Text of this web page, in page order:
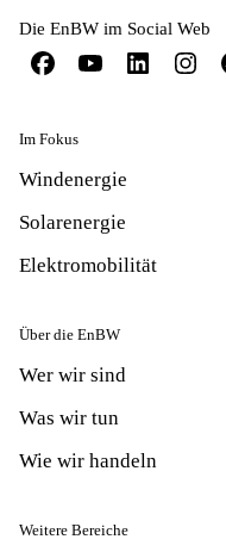
Die EnBW im Social Web
Im Fokus
Windenergie
Solarenergie
Elektromobilität
Über die EnBW
Wer wir sind
Was wir tun
Wie wir handeln
Weitere Bereiche